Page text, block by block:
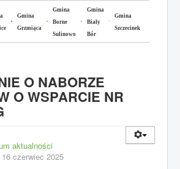
Gmina
Grzmiąca
Gmina
Borne
Sulinowo
Gmina
Biały
Bór
Gmina
Szczecinek
O NABORZE
O WSPARCIE NR
aktualności
czerwiec 2025